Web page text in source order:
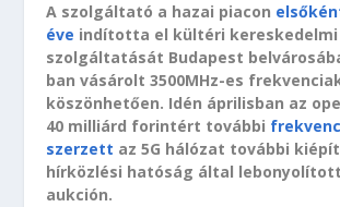
A szolgáltató a hazai piacon
éve indította el kültéri kereskedelmi
szolgáltatását Budapest
ban vásárolt 3500MHz-es
köszönhetően. Idén áprilisban az
40 milliárd forintért további
szerzett az 5G hálózat további
hírközlési hatóság által
aukción.